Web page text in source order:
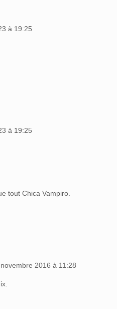
à 19:25
à 19:25
tout Chica Vampiro.
2016 à 11:28